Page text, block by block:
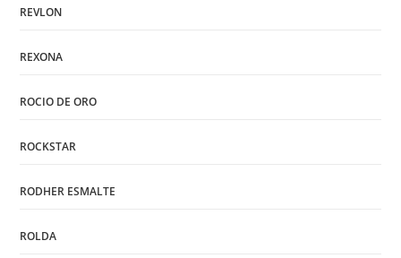
REVLON
REXONA
ROCIO DE ORO
ROCKSTAR
RODHER ESMALTE
ROLDA